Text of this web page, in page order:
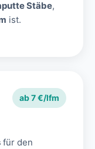
Stäbe,
ist.
ab 7 €/lfm
für den